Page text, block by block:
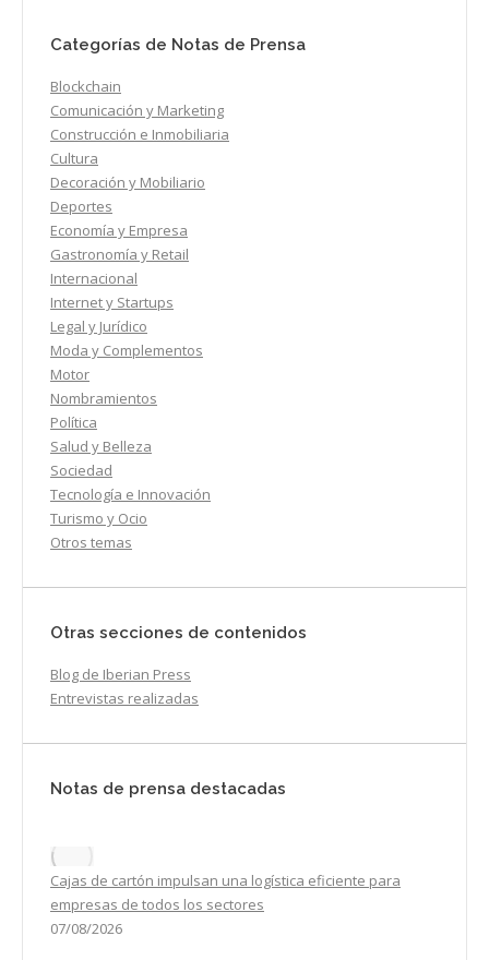
Categorías de Notas de Prensa
Blockchain
Comunicación y Marketing
Construcción e Inmobiliaria
Cultura
Decoración y Mobiliario
Deportes
Economía y Empresa
Gastronomía y Retail
Internacional
Internet y Startups
Legal y Jurídico
Moda y Complementos
Motor
Nombramientos
Política
Salud y Belleza
Sociedad
Tecnología e Innovación
Turismo y Ocio
Otros temas
Otras secciones de contenidos
Blog de Iberian Press
Entrevistas realizadas
Notas de prensa destacadas
Cajas de cartón impulsan una logística eficiente para
empresas de todos los sectores
07/08/2026